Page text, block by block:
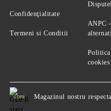
Confidenţialitate
Termeni si Conditii
ANPC
cookies
GDPR Magazinul nostru